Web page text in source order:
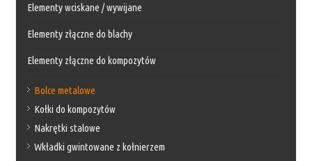
Elementy wciskane / wywijane
Elementy złączne do blachy
Elementy złączne do kompozytów
Bolce metalowe
Kołki do kompozytów
Nakrętki stalowe
Wkładki gwintowane z kołnierzem